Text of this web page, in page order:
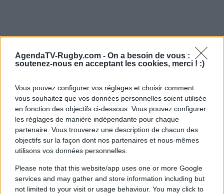
AgendaTV-Rugby.com - On a besoin de vous :
soutenez-nous en acceptant les cookies, merci ! :)
Vous pouvez configurer vos réglages et choisir comment
vous souhaitez que vos données personnelles soient utilisée
en fonction des objectifs ci-dessous. Vous pouvez configurer
les réglages de manière indépendante pour chaque
partenaire. Vous trouverez une description de chacun des
objectifs sur la façon dont nos partenaires et nous-mêmes
utilisons vos données personnelles.
Please note that this website/app uses one or more Google
services and may gather and store information including but
not limited to your visit or usage behaviour. You may click to